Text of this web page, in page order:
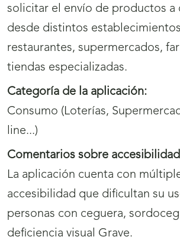
solicitar el envío de productos a
desde distintos
restaurantes, supermercados,
tiendas especializadas.
Categoría de la aplicación:
Consumo (Loterías,
line...)
Comentarios sobre
La aplicación cuenta con
accesibilidad que dificultan su
personas con ceguera,
deficiencia visual Grave.